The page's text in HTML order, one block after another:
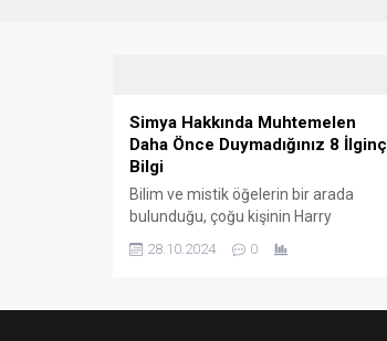
Simya Hakkında Muhtemelen
Daha Önce Duymadığınız 8 İlginç
Bilgi
Bilim ve mistik öğelerin bir arada
bulunduğu, çoğu kişinin Harry
simya hakkında ilginç gerçekler.
28.10.2024 0